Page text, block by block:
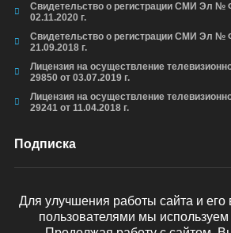
Свидетельство о регистрации СМИ Эл №
02.11.2020 г.
Свидетельство о регистрации СМИ Эл №
21.09.2018 г.
Лицензия на осуществление
29850 от 03.07.2019 г.
Лицензия на осуществление
29241 от 11.04.2018 г.
Подписка
Для улучшения работы сайта и его
пользователями мы